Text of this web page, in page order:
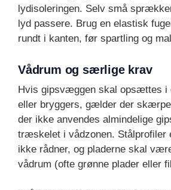
lydisoleringen. Selv små
lyd passere. Brug en elastisk
rundt i kanten, før spartling og
Vådrum og særlige krav
Hvis gipsvæggen skal opsættes i
eller bryggers, gælder der
der ikke anvendes almindelige
træskelet i vådzonen. Stålprofiler
ikke rådner, og pladerne skal
vådrum (ofte grønne plader eller